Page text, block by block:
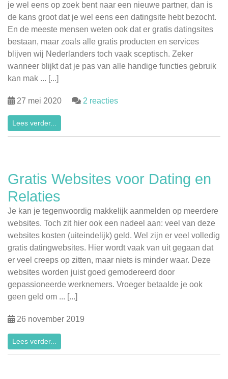
je wel eens op zoek bent naar een nieuwe partner, dan is
de kans groot dat je wel eens een datingsite hebt bezocht.
En de meeste mensen weten ook dat er gratis datingsites
bestaan, maar zoals alle gratis producten en services
blijven wij Nederlanders toch vaak sceptisch. Zeker
wanneer blijkt dat je pas van alle handige functies gebruik
kan mak ... [...]
27 mei 2020 2 reacties
Lees verder...
Gratis Websites voor Dating en
Relaties
Je kan je tegenwoordig makkelijk aanmelden op meerdere
websites. Toch zit hier ook een nadeel aan: veel van deze
websites kosten (uiteindelijk) geld. Wel zijn er veel volledig
gratis datingwebsites. Hier wordt vaak van uit gegaan dat
er veel creeps op zitten, maar niets is minder waar. Deze
websites worden juist goed gemodereerd door
gepassioneerde werknemers. Vroeger betaalde je ook
geen geld om ... [...]
26 november 2019
Lees verder...